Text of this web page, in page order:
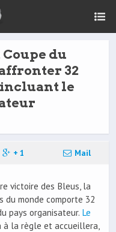
du
32
le
+ 1 Mail
victoire des Bleus, la
monde comporte 32
pays organisateur. Le
la règle et accueillera,